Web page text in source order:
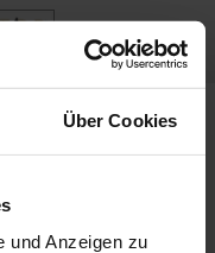
Über Cookies
und Anzeigen zu
EN